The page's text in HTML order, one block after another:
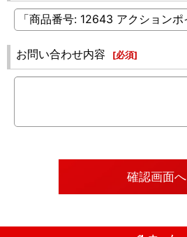
お問い合わせ内容 [必須]
確認画面へ